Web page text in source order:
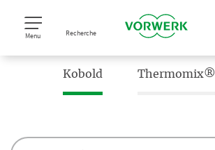
Menu Recherche
Kobold Thermomix®